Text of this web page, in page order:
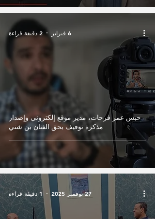
حبس عمر فرحات، مدير موقع إلكتروني وإصدار
مذكرة توقيف بحق الفنان بن شني
6 فبراير 2 دقيقة قراءة
27 نوفمبر 2025 1 دقيقة قراءة